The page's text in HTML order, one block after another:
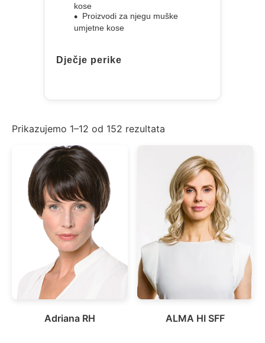
kose
Proizvodi za njegu muške
umjetne kose
Dječje perike
Prikazujemo 1–12 od 152 rezultata
Adriana RH ALMA HI SFF